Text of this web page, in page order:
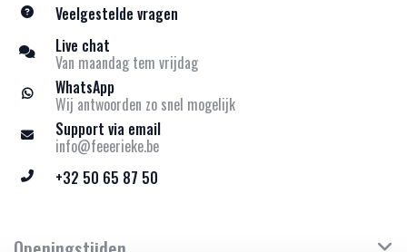
Veelgestelde vragen
Live chat
Van maandag tem vrijdag
WhatsApp
Wij antwoorden zo snel mogelijk
Support via email
info@feeerieke.be
+32 50 65 87 50